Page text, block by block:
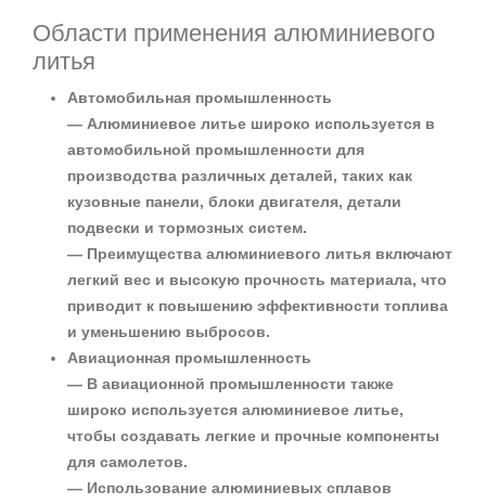
Области применения алюминиевого
литья
Автомобильная промышленность
— Алюминиевое литье широко используется в
автомобильной промышленности для
производства различных деталей, таких как
кузовные панели, блоки двигателя, детали
подвески и тормозных систем.
— Преимущества алюминиевого литья включают
легкий вес и высокую прочность материала, что
приводит к повышению эффективности топлива
и уменьшению выбросов.
Авиационная промышленность
— В авиационной промышленности также
широко используется алюминиевое литье,
чтобы создавать легкие и прочные компоненты
для самолетов.
— Использование алюминиевых сплавов